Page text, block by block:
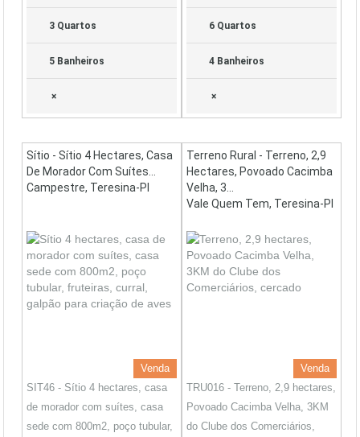
3 Quartos
5 Banheiros
×
6 Quartos
4 Banheiros
×
Sítio - Sítio 4 Hectares, Casa
De Morador Com Suítes...
Campestre, Teresina-PI
Venda
SIT46 - Sítio 4 hectares, casa
de morador com suítes, casa
sede com 800m2, poço tubular,
Terreno Rural - Terreno, 2,9
Hectares, Povoado Cacimba
Velha, 3...
Vale Quem Tem, Teresina-PI
Venda
TRU016 - Terreno, 2,9 hectares,
Povoado Cacimba Velha, 3KM
do Clube dos Comerciários,